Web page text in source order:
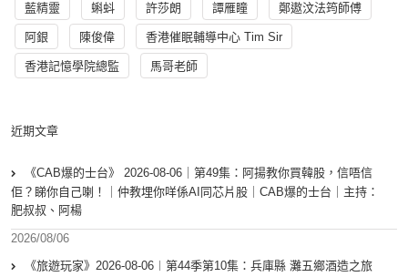
藍精靈 蝌蚪 許莎朗 譚雁瞳 鄭遨汶法筠師傅
阿銀 陳俊偉 香港催眠輔導中心 Tim Sir
香港記憶學院總監 馬哥老師
近期文章
《CAB爆的士台》 2026-08-06｜第49集：阿揚教你買韓股，信唔信
佢？睇你自己喇！｜仲教埋你咩係AI同芯片股｜CAB爆的士台｜主持：
肥叔叔、阿楊
2026/08/06
《旅遊玩家》2026-08-06︱第44季第10集：兵庫縣 灘五鄉酒造之旅